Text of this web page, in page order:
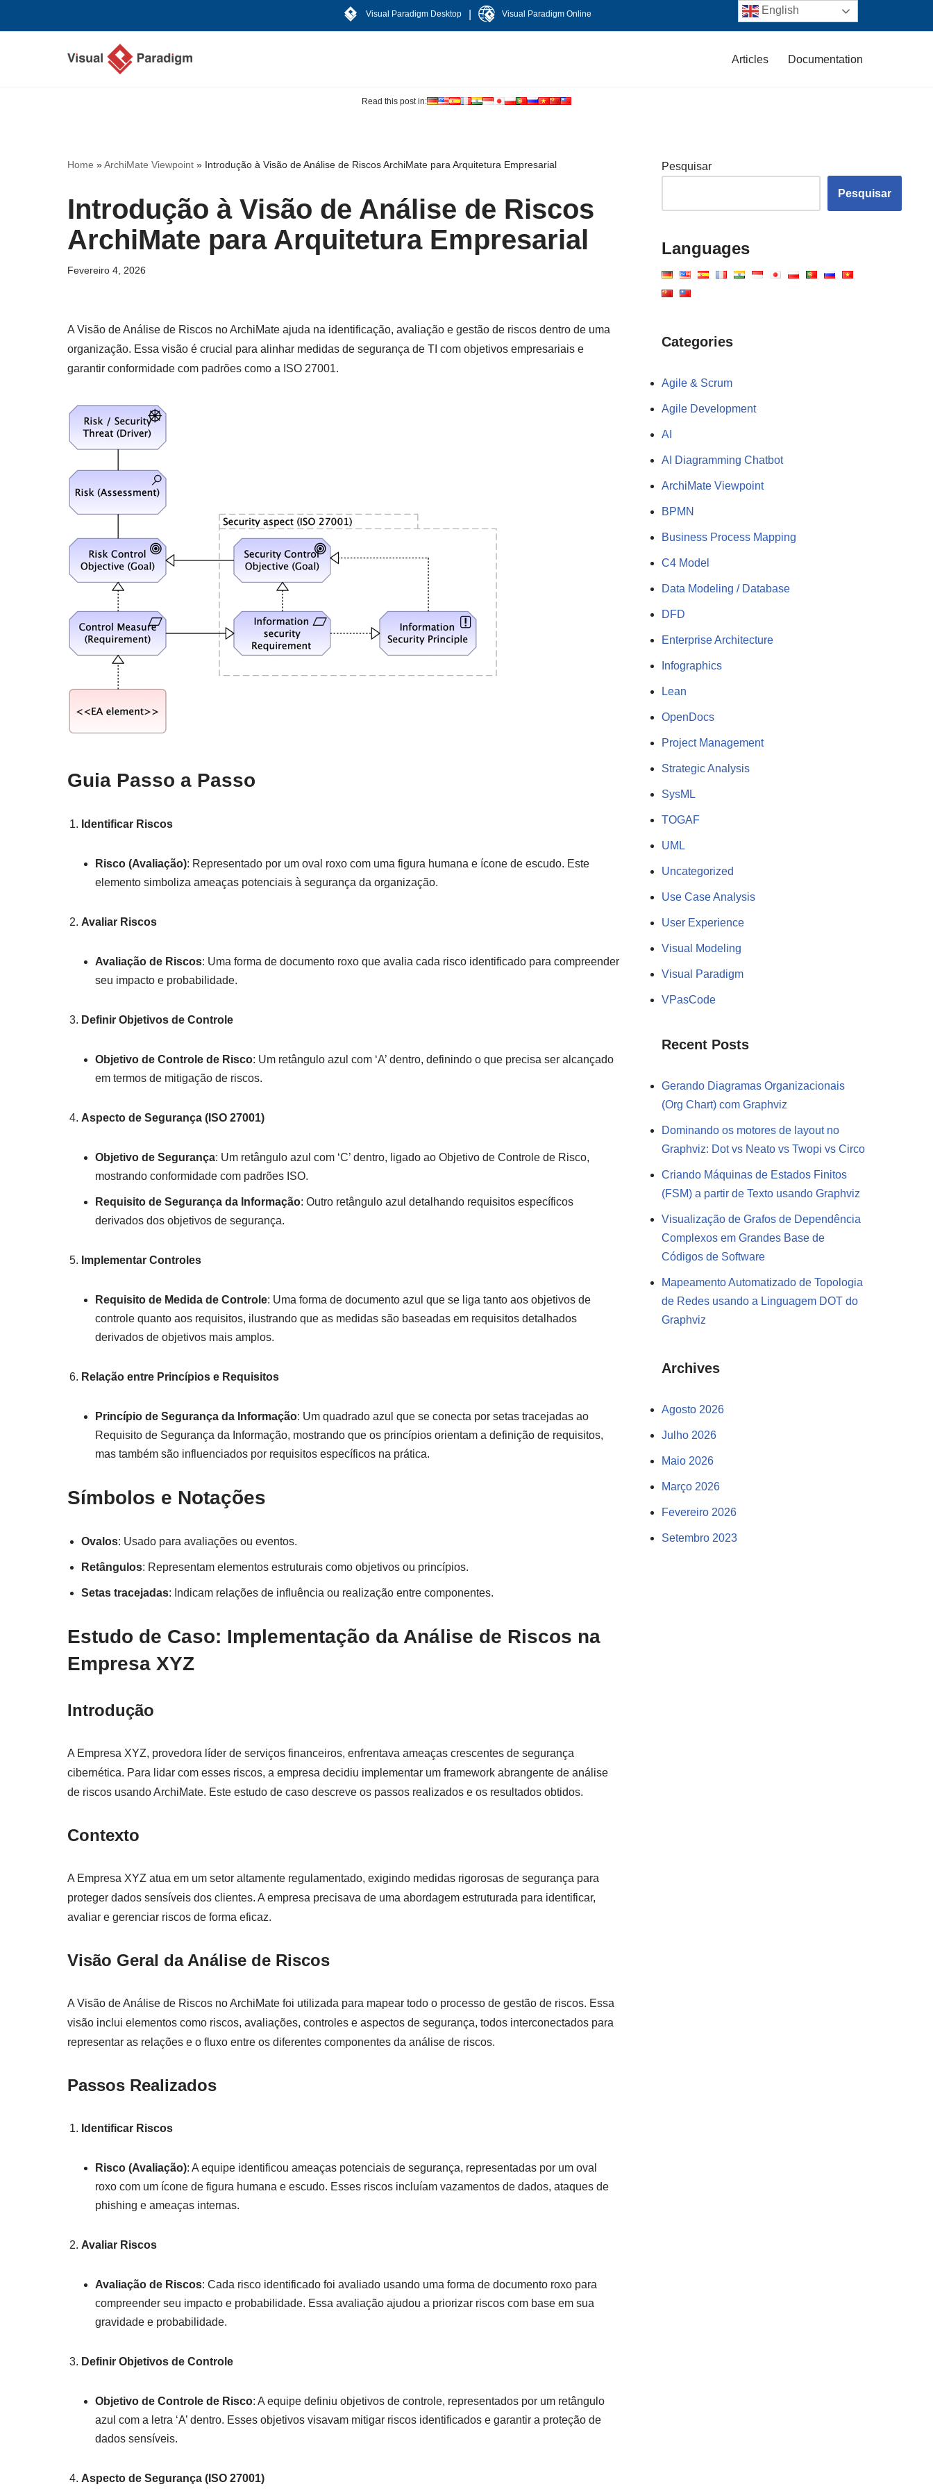
Visual Paradigm Desktop Visual Paradigm Online
Articles Documentation
Read this post in:
Home »ArchiMate Viewpoint » Introdução à Visão de Análise de Riscos ArchiMate para Arquitetura Empresarial
Introdução à Visão de Análise de Riscos
ArchiMate para Arquitetura Empresarial
Fevereiro 4, 2026
A Visão de Análise de Riscos no ArchiMate ajuda na identificação, avaliação e gestão de riscos dentro de uma
organização. Essa visão é crucial para alinhar medidas de segurança de TI com objetivos empresariais e
garantir conformidade com padrões como a ISO 27001.
Guia Passo a Passo
Identificar Riscos
Risco (Avaliação): Representado por um oval roxo com uma figura humana e ícone de escudo. Este
elemento simboliza ameaças potenciais à segurança da organização.
Avaliar Riscos
Avaliação de Riscos: Uma forma de documento roxo que avalia cada risco identificado para compreender
seu impacto e probabilidade.
Definir Objetivos de Controle
Objetivo de Controle de Risco: Um retângulo azul com ‘A’ dentro, definindo o que precisa ser alcançado
em termos de mitigação de riscos.
Aspecto de Segurança (ISO 27001)
Objetivo de Segurança: Um retângulo azul com ‘C’ dentro, ligado ao Objetivo de Controle de Risco,
mostrando conformidade com padrões ISO.
Requisito de Segurança da Informação: Outro retângulo azul detalhando requisitos específicos
derivados dos objetivos de segurança.
Implementar Controles
Requisito de Medida de Controle: Uma forma de documento azul que se liga tanto aos objetivos de
controle quanto aos requisitos, ilustrando que as medidas são baseadas em requisitos detalhados
derivados de objetivos mais amplos.
Relação entre Princípios e Requisitos
Princípio de Segurança da Informação: Um quadrado azul que se conecta por setas tracejadas ao
Requisito de Segurança da Informação, mostrando que os princípios orientam a definição de requisitos,
mas também são influenciados por requisitos específicos na prática.
Símbolos e Notações
Ovalos: Usado para avaliações ou eventos.
Retângulos: Representam elementos estruturais como objetivos ou princípios.
Setas tracejadas: Indicam relações de influência ou realização entre componentes.
Estudo de Caso: Implementação da Análise de Riscos na
Empresa XYZ
Introdução
A Empresa XYZ, provedora líder de serviços financeiros, enfrentava ameaças crescentes de segurança
cibernética. Para lidar com esses riscos, a empresa decidiu implementar um framework abrangente de análise
de riscos usando ArchiMate. Este estudo de caso descreve os passos realizados e os resultados obtidos.
Contexto
A Empresa XYZ atua em um setor altamente regulamentado, exigindo medidas rigorosas de segurança para
proteger dados sensíveis dos clientes. A empresa precisava de uma abordagem estruturada para identificar,
avaliar e gerenciar riscos de forma eficaz.
Visão Geral da Análise de Riscos
A Visão de Análise de Riscos no ArchiMate foi utilizada para mapear todo o processo de gestão de riscos. Essa
visão inclui elementos como riscos, avaliações, controles e aspectos de segurança, todos interconectados para
representar as relações e o fluxo entre os diferentes componentes da análise de riscos.
Passos Realizados
Identificar Riscos
Risco (Avaliação): A equipe identificou ameaças potenciais de segurança, representadas por um oval
roxo com um ícone de figura humana e escudo. Esses riscos incluíam vazamentos de dados, ataques de
phishing e ameaças internas.
Avaliar Riscos
Avaliação de Riscos: Cada risco identificado foi avaliado usando uma forma de documento roxo para
compreender seu impacto e probabilidade. Essa avaliação ajudou a priorizar riscos com base em sua
gravidade e probabilidade.
Definir Objetivos de Controle
Objetivo de Controle de Risco: A equipe definiu objetivos de controle, representados por um retângulo
azul com a letra ‘A’ dentro. Esses objetivos visavam mitigar riscos identificados e garantir a proteção de
dados sensíveis.
Aspecto de Segurança (ISO 27001)
Pesquisar
Pesquisar
Languages
Categories
Agile & Scrum
Agile Development
AI
AI Diagramming Chatbot
ArchiMate Viewpoint
BPMN
Business Process Mapping
C4 Model
Data Modeling / Database
DFD
Enterprise Architecture
Infographics
Lean
OpenDocs
Project Management
Strategic Analysis
SysML
TOGAF
UML
Uncategorized
Use Case Analysis
User Experience
Visual Modeling
Visual Paradigm
VPasCode
Recent Posts
Gerando Diagramas Organizacionais
(Org Chart) com Graphviz
Dominando os motores de layout no
Graphviz: Dot vs Neato vs Twopi vs Circo
Criando Máquinas de Estados Finitos
(FSM) a partir de Texto usando Graphviz
Visualização de Grafos de Dependência
Complexos em Grandes Base de
Códigos de Software
Mapeamento Automatizado de Topologia
de Redes usando a Linguagem DOT do
Graphviz
Archives
Agosto 2026
Julho 2026
Maio 2026
Março 2026
Fevereiro 2026
Setembro 2023
English